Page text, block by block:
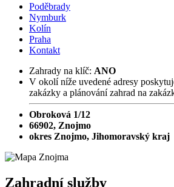
Poděbrady
Nymburk
Kolín
Praha
Kontakt
Zahrady na klíč: ANO
V okolí níže uvedené adresy
zakázky a plánování zahrad na
Obroková 1/12
66902, Znojmo
okres Znojmo, Jihomoravský kraj
Zahradní služby